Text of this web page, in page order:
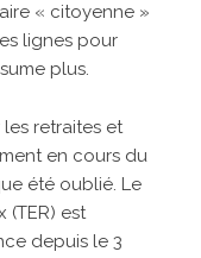
« citoyenne »
lignes pour
plus.
retraites et
en cours du
été oublié. Le
(TER) est
depuis le 3